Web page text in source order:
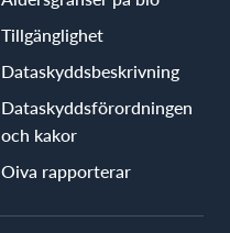
Tillgänglighet
Dataskyddsbeskrivning
Dataskyddsförordningen
och kakor
Oiva rapporterar